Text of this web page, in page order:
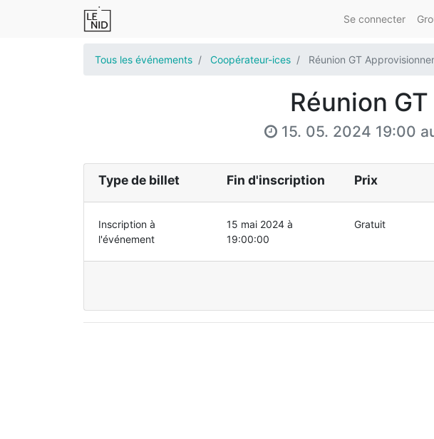
Se connecter
Tous les événements Coopérateur-ices Réunion GT
Réunion
15. 05. 2024 19:00
Type de billet Fin d'inscription Prix
Inscription à
l'événement
15 mai 2024 à
19:00:00
Gratuit